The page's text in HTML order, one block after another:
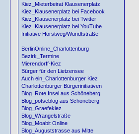
Kiez_Mieterbeirat Klausenerplatz
Kiez_Klausenerplatz bei Facebook
Kiez_Klausenerplatz bei Twitter
Kiez_Klausenerplatz bei YouTube
Initiative Horstweg/Wundtstraße
BerlinOnline_Charlottenburg
Bezirk_Termine
Mierendorff-Kiez
Bürger für den Lietzensee
Auch ein_Charlottenburger Kiez
Charlottenburger Bürgerinitiativen
Blog_Rote Insel aus Schöneberg
Blog_potseblog aus Schöneberg
Blog_Graefekiez
Blog_Wrangelstraße
Blog_Moabit Online
Blog_Auguststrasse aus Mitte